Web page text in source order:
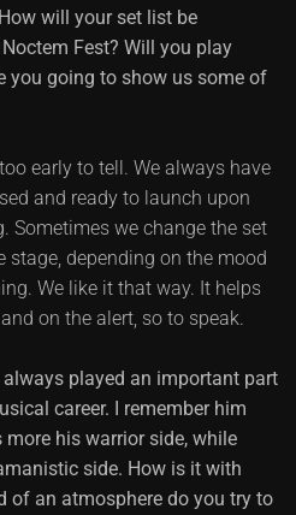
will your set list be
Fest? Will you play
you going to show us some of
early to tell. We always have
and ready to launch upon
Sometimes we change the set
stage, depending on the mood
We like it that way. It helps
on the alert, so to speak.
played an important part
career. I remember him
his warrior side, while
side. How is it with
of an atmosphere do you try to